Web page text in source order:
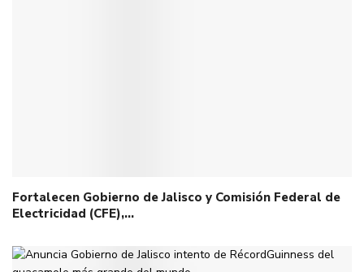
Fortalecen Gobierno de Jalisco y Comisión Federal de
Electricidad (CFE),…